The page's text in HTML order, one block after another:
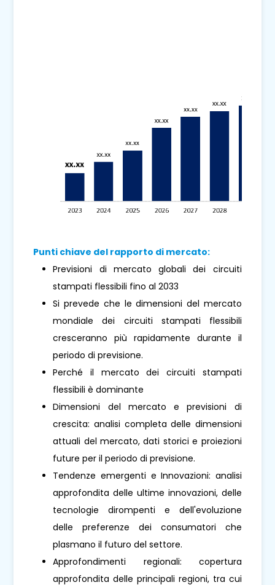
Punti chiave del rapporto di mercato:
Previsioni di mercato globali dei circuiti
stampati flessibili fino al 2033
Si prevede che le dimensioni del mercato
mondiale dei circuiti stampati flessibili
cresceranno più rapidamente durante il
periodo di previsione.
Perché il mercato dei circuiti stampati
flessibili è dominante
Dimensioni del mercato e previsioni di
crescita: analisi completa delle dimensioni
attuali del mercato, dati storici e proiezioni
future per il periodo di previsione.
Tendenze emergenti e Innovazioni: analisi
approfondita delle ultime innovazioni, delle
tecnologie dirompenti e dell'evoluzione
delle preferenze dei consumatori che
plasmano il futuro del settore.
Approfondimenti regionali: copertura
approfondita delle principali regioni, tra cui